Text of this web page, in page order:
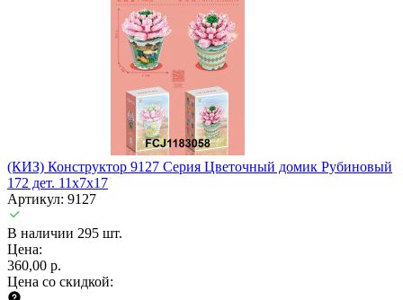
(КИЗ) Конструктор 9127 Серия Цветочный домик Рубиновый
172 дет. 11х7х17
Артикул: 9127
В наличии 295 шт.
Цена:
360,00 р.
Цена со скидкой: